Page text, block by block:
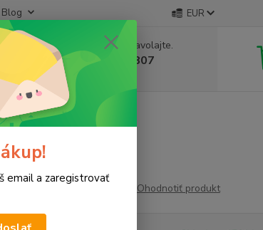
Blog EUR
Neviete si rady? Zavolajte.
+421 911 131 807
(Po-Pia, 8-17 hod.)
Ohodnotiť produkt
email a zaregistrovať